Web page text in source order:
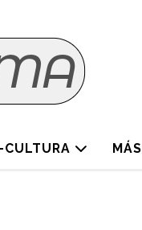
CULTURA MÁS